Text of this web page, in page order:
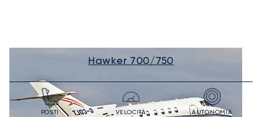
Hawker 700/750
POSTI VELOCITÀ AUTONOMIA